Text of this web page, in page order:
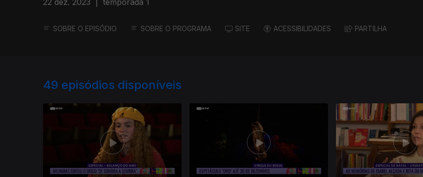
22 dez. 2023 temporada 1
SOBRE O EPISÓDIO SOBRE O PROGRAMA SITE ACESSIBILIDADES PARTILHA
49 episódios disponíveis